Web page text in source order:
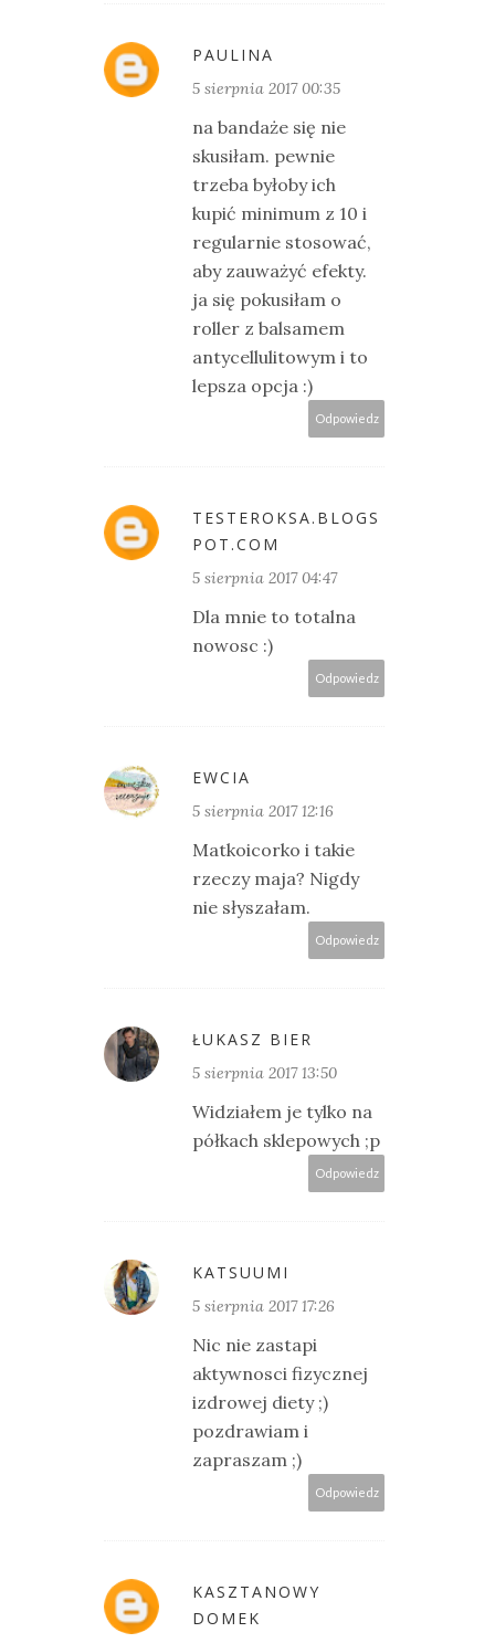
PAULINA
5 sierpnia 2017 00:35
na bandaże się nie
skusiłam. pewnie
trzeba byłoby ich
kupić minimum z 10 i
regularnie stosować,
aby zauważyć efekty.
ja się pokusiłam o
roller z balsamem
antycellulitowym i to
lepsza opcja :)
Odpowiedz
TESTEROKSA.BLOGS
POT.COM
5 sierpnia 2017 04:47
Dla mnie to totalna
nowosc :)
Odpowiedz
EWCIA
5 sierpnia 2017 12:16
Matkoicorko i takie
rzeczy maja? Nigdy
nie słyszałam.
Odpowiedz
ŁUKASZ BIER
5 sierpnia 2017 13:50
Widziałem je tylko na
półkach sklepowych ;p
Odpowiedz
KATSUUMI
5 sierpnia 2017 17:26
Nic nie zastapi
aktywnosci fizycznej
izdrowej diety ;)
pozdrawiam i
zapraszam ;)
Odpowiedz
KASZTANOWY
DOMEK